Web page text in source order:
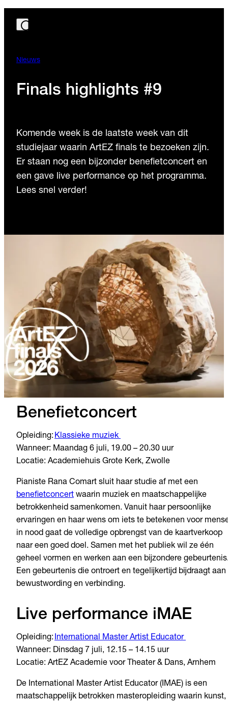
Nieuws
Finals highlights #9
Komende week is de laatste week van dit
studiejaar waarin ArtEZ finals te bezoeken zijn.
Er staan nog een bijzonder benefietconcert en
een gave live performance op het programma.
Lees snel verder!
Benefietconcert
Opleiding: Klassieke muziek
Wanneer: Maandag 6 juli, 19.00 – 20.30 uur
Locatie: Academiehuis Grote Kerk, Zwolle
Pianiste Rana Comart sluit haar studie af met een
benefietconcert waarin muziek en maatschappelijke
betrokkenheid samenkomen. Vanuit haar persoonlijke
ervaringen en haar wens om iets te betekenen voor
in nood gaat de volledige opbrengst van de kaartverkoop
naar een goed doel. Samen met het publiek wil ze één
geheel vormen en werken aan een bijzondere
Een gebeurtenis die ontroert en tegelijkertijd bijdraagt aan
bewustwording en verbinding.
Live performance iMAE
Opleiding: International Master Artist Educator
Wanneer: Dinsdag 7 juli, 12.15 – 14.15 uur
Locatie: ArtEZ Academie voor Theater & Dans, Arnhem
De International Master Artist Educator (IMAE) is een
maatschappelijk betrokken masteropleiding waarin kunst,